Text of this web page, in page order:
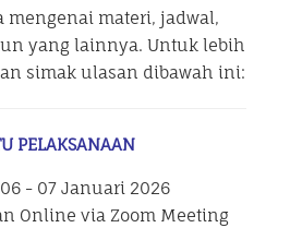
mengenai materi, jadwal,
yang lainnya. Untuk lebih
simak ulasan dibawah ini:
PELAKSANAAN
- 07 Januari 2026
Online via Zoom Meeting